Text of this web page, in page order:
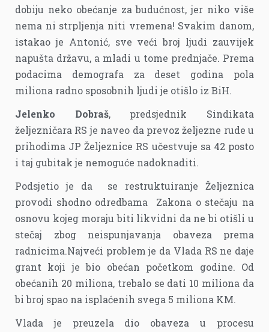
dobiju neko obećanje za budućnost, jer niko više
nema ni strpljenja niti vremena! Svakim danom,
istakao je Antonić, sve veći broj ljudi zauvijek
napušta državu, a mladi u tome prednjače. Prema
podacima demografa za deset godina pola
miliona radno sposobnih ljudi je otišlo iz BiH.
Jelenko Dobraš, predsjednik Sindikata
željezničara RS je naveo da prevoz željezne rude u
prihodima JP Željeznice RS učestvuje sa 42 posto
i taj gubitak je nemoguće nadoknaditi.
Podsjetio je da se restruktuiranje Željeznica
provodi shodno odredbama Zakona o stečaju na
osnovu kojeg moraju biti likvidni da ne bi otišli u
stečaj zbog neispunjavanja obaveza prema
radnicima.Najveći problem je da Vlada RS ne daje
grant koji je bio obećan početkom godine. Od
obećanih 20 miliona, trebalo se dati 10 miliona da
bi broj spao na isplaćenih svega 5 miliona KM.
Vlada je preuzela dio obaveza u procesu